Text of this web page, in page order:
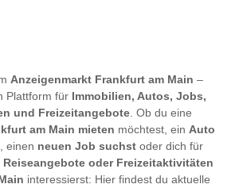
Anzeigenmarkt Frankfurt am Main –
Plattform für Immobilien, Autos, Jobs,
und Freizeitangebote. Ob du eine
am Main mieten möchtest, ein Auto
einen neuen Job suchstoder dich für
oder Freizeitaktivitäten
interessierst: Hier findest du aktuelle